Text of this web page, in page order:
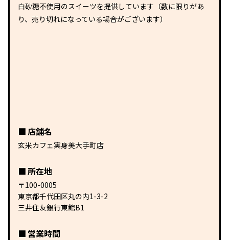
白砂糖不使用のスイーツを提供しています（数に限りがあ
り、売り切れになっている場合がございます）
店舗名
玄米カフェ実身美大手町店
所在地
〒100-0005
東京都千代田区丸の内1-3-2
三井住友銀行東館B1
営業時間